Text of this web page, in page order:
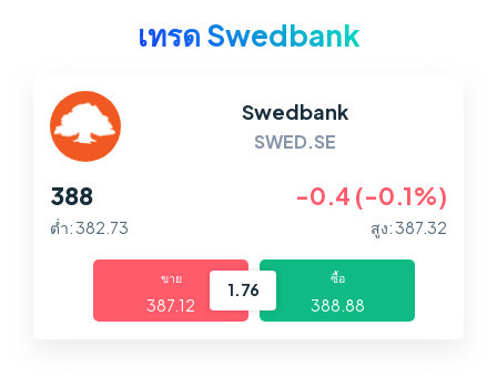
เกี่ยวกับเรา
เทรด Swedbank
Swedbank
SWED.SE
388 -0.4 (-0.1%)
ต่ำ: 382.73 สูง: 387.32
ขาย
387.12
1.76
ซื้อ
388.88